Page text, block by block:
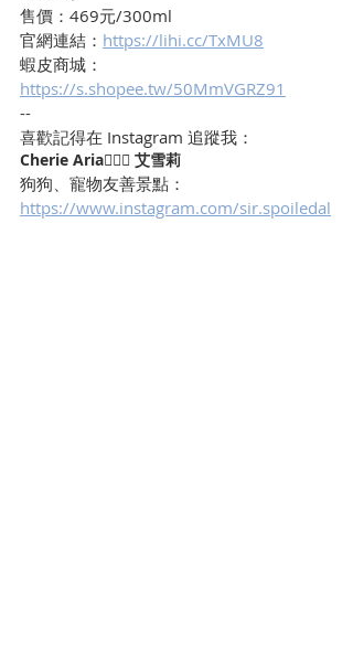
售價：469元/300ml
官網連結： https://lihi.cc/TxMU8
蝦皮商城：
https://s.shopee.tw/50MmVGRZ91
--
喜歡記得在 Instagram 追蹤我：
Cherie Aria🧜🏻‍♀️ 艾雪莉
狗狗、寵物友善景點：
https://www.instagram.com/sir.spoiledal